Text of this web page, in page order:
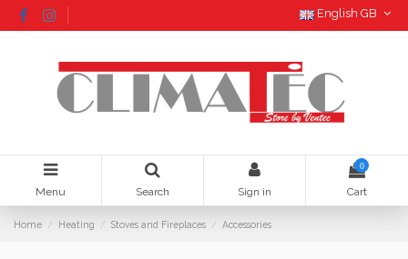
English GB
Menu Search Sign in
0
Cart
Home Heating Stoves and Fireplaces Accessories